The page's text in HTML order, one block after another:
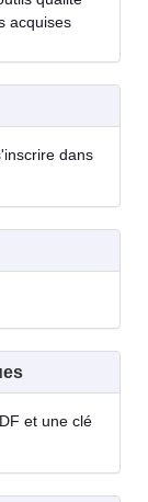
acquises
dans
et une clé